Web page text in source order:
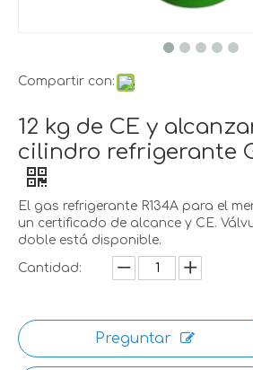
Compartir con:
12 kg de CE y
cilindro refrigerante
El gas refrigerante R134A para el
un certificado de alcance y CE.
doble está disponible.
Cantidad:
Preguntar